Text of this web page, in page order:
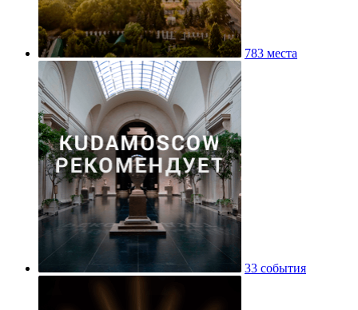
783 места
33 события